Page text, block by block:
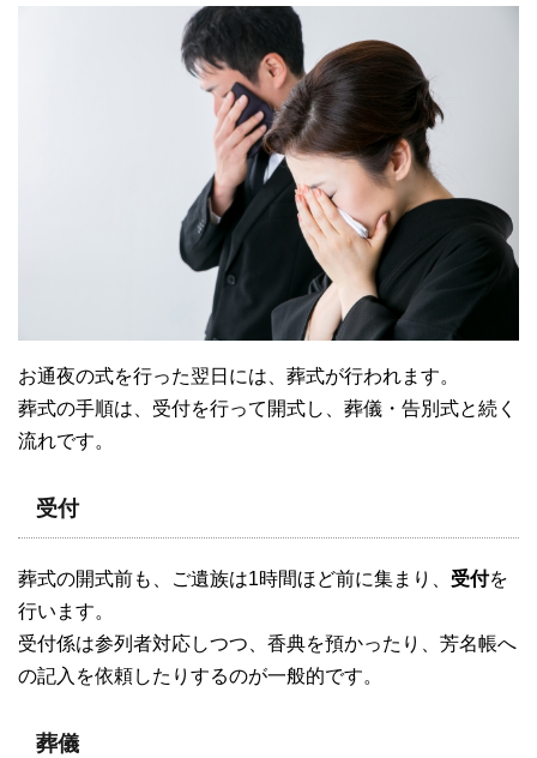
お通夜の式を行った翌日には、葬式が行われます。
葬式の手順は、受付を行って開式し、葬儀・告別式と続く
流れです。
受付
葬式の開式前も、ご遺族は1時間ほど前に集まり、 受付を
行います。
受付係は参列者対応しつつ、香典を預かったり、芳名帳へ
の記入を依頼したりするのが一般的です。
葬儀